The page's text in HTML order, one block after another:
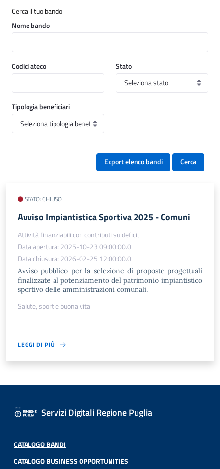
Cerca il tuo bando
Nome bando
Codici ateco Stato
Tipologia beneficiari
Export elenco bandi Cerca
STATO: CHIUSO
Avviso Impiantistica Sportiva 2025 - Comuni
Attività finanziabili con contributi su deficit
Data apertura: 2025-10-23 09:00:00.0
Data chiusura: 2026-02-25 12:00:00.0
Avviso pubblico per la selezione di proposte progettuali
finalizzate al potenziamento del patrimonio impiantistico
sportivo delle amministrazioni comunali.
Salute, sport e buona vita
LEGGI DI PIÙ
Servizi Digitali Regione Puglia
CATALOGO BANDI
CATALOGO BUSINESS OPPORTUNITIES